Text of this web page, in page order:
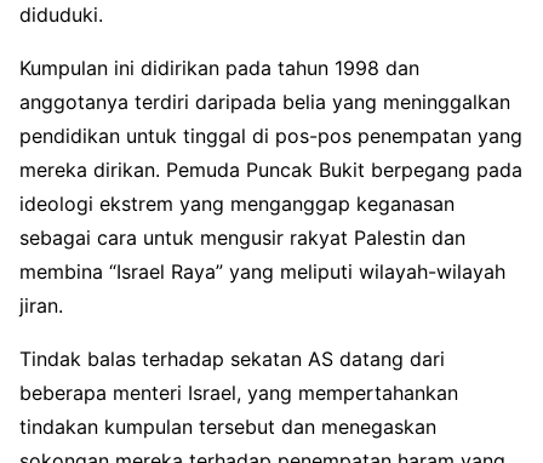
diduduki.
Kumpulan ini didirikan pada tahun 1998 dan
anggotanya terdiri daripada belia yang meninggalkan
pendidikan untuk tinggal di pos-pos penempatan yang
mereka dirikan. Pemuda Puncak Bukit berpegang pada
ideologi ekstrem yang menganggap keganasan
sebagai cara untuk mengusir rakyat Palestin dan
membina “Israel Raya” yang meliputi wilayah-wilayah
jiran.
Tindak balas terhadap sekatan AS datang dari
beberapa menteri Israel, yang mempertahankan
tindakan kumpulan tersebut dan menegaskan